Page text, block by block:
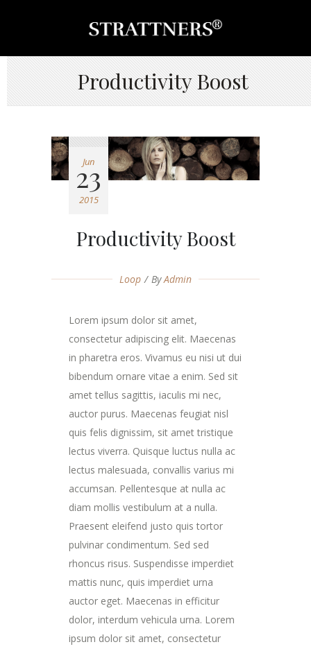
Productivity Boost
Jun
23
2015
Productivity Boost
Loop ByAdmin
Lorem ipsum dolor sit amet,
consectetur adipiscing elit. Maecenas
in pharetra eros. Vivamus eu nisi ut dui
bibendum ornare vitae a enim. Sed sit
amet tellus sagittis, iaculis mi nec,
auctor purus. Maecenas feugiat nisl
quis felis dignissim, sit amet tristique
lectus viverra. Quisque luctus nulla ac
lectus malesuada, convallis varius mi
accumsan. Pellentesque at nulla ac
diam mollis vestibulum at a nulla.
Praesent eleifend justo quis tortor
pulvinar condimentum. Sed sed
rhoncus risus. Suspendisse imperdiet
mattis nunc, quis imperdiet urna
auctor eget. Maecenas in efficitur
dolor, interdum vehicula urna. Lorem
ipsum dolor sit amet, consectetur